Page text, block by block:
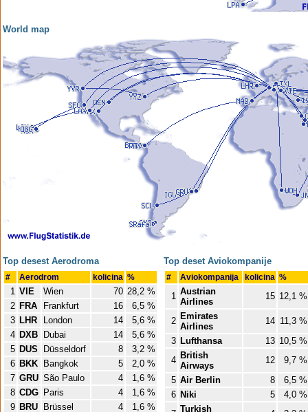
World map
Top desest Aerodroma
# Aerodrom kolicina %
1 VIE Wien 70 28,2 %
2 FRA Frankfurt 16
6,5 %
3 LHR London 14
5,6 %
4 DXB Dubai 14
5,6 %
5 DUS Düsseldorf 8
3,2 %
6 BKK Bangkok 5
2,0 %
7 GRU São Paulo 4
1,6 %
8 CDG Paris 4
1,6 %
9 BRU Brüssel 4
1,6 %
Top deset Aviokompanije
# Aviokompanija kolicina %
1 Austrian
Airlines
15 12,1 %
2 Emirates
Airlines
14 11,3 %
3 Lufthansa 13 10,5 %
4 British
Airways
12
9,7 %
5 Air Berlin 8
6,5 %
6 Niki 5
4,0 %
Turkish